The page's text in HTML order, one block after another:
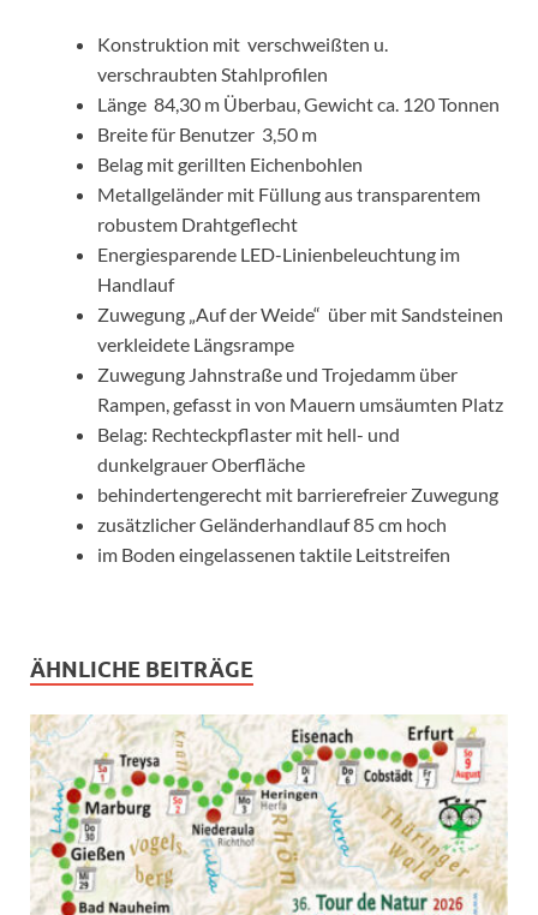
Konstruktion mit verschweißten u.
verschraubten Stahlprofilen
Länge 84,30 m Überbau, Gewicht ca. 120 Tonnen
Breite für Benutzer 3,50 m
Belag mit gerillten Eichenbohlen
Metallgeländer mit Füllung aus transparentem
robustem Drahtgeflecht
Energiesparende LED-Linienbeleuchtung im
Handlauf
Zuwegung „Auf der Weide“ über mit Sandsteinen
verkleidete Längsrampe
Zuwegung Jahnstraße und Trojedamm über
Rampen, gefasst in von Mauern umsäumten Platz
Belag: Rechteckpflaster mit hell- und
dunkelgrauer Oberfläche
behindertengerecht mit barrierefreier Zuwegung
zusätzlicher Geländerhandlauf 85 cm hoch
im Boden eingelassenen taktile Leitstreifen
ÄHNLICHE BEITRÄGE